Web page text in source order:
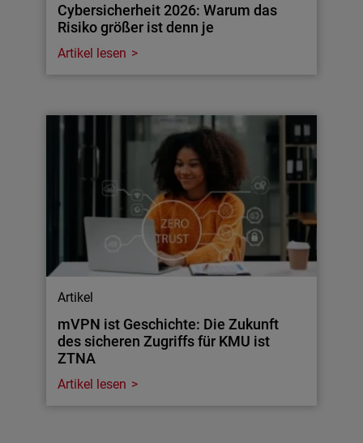
Cybersicherheit 2026: Warum das
Risiko größer ist denn je
Artikel lesen
Artikel
mVPN ist Geschichte: Die Zukunft
des sicheren Zugriffs für KMU ist
ZTNA
Artikel lesen